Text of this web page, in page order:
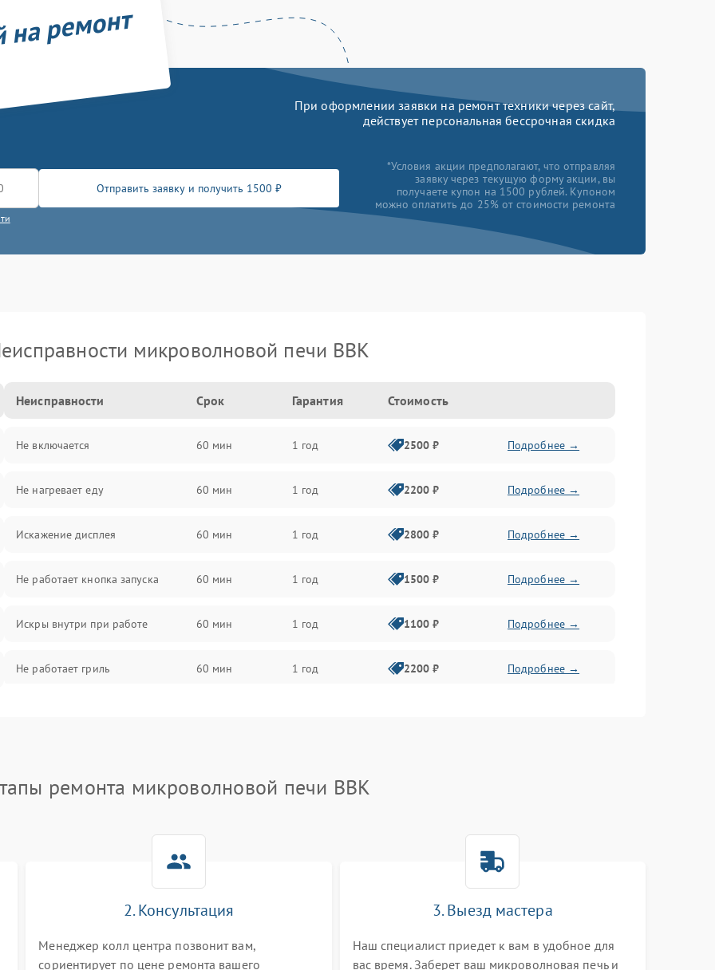
ремонт
При оформлении заявки на ремонт техники через сайт,
действует персональная бессрочная скидка
Отправить заявку и получить 1500 ₽
*Условия акции предполагают, что отправляя
заявку через текущую форму акции, вы
получаете купон на 1500 рублей. Купоном
можно оплатить до 25% от стоимости ремонта
микроволновой печи BBK
Неисправности Срок Гарантия Стоимость
Не включается 60 мин 1 год 2500 ₽ Подробнее →
Не нагревает еду 60 мин 1 год 2200 ₽ Подробнее →
Искажение дисплея 60 мин 1 год 2800 ₽ Подробнее →
Не работает кнопка запуска 60 мин 1 год 1500 ₽ Подробнее →
Искры внутри при работе 60 мин 1 год 1100 ₽ Подробнее →
Не работает гриль 60 мин 1 год 2200 ₽ Подробнее →
Поломка системы охлаждения
Не работают сенсорные кнопки 60 мин 2400 ₽ Подробнее →
Не горит подсветка 60 мин 2000 ₽ Подробнее →
ремонта микроволновой печи BBK
2. Консультация
Менеджер колл центра позвонит вам,
сориентирует по цене ремонта вашего
3. Выезд мастера
Наш специалист приедет к вам в удобное для
вас время. Заберет ваш микроволновая печь и